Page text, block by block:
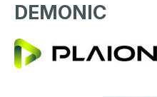
DEMONIC